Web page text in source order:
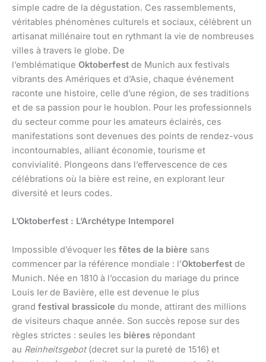
simple cadre de la dégustation. Ces rassemblements,
véritables phénomènes culturels et sociaux, célèbrent un
artisanat millénaire tout en rythmant la vie de nombreuses
villes à travers le globe. De
l’emblématique Oktoberfest de Munich aux festivals
vibrants des Amériques et d’Asie, chaque événement
raconte une histoire, celle d’une région, de ses traditions
et de sa passion pour le houblon. Pour les professionnels
du secteur comme pour les amateurs éclairés, ces
manifestations sont devenues des points de rendez-vous
incontournables, alliant économie, tourisme et
convivialité. Plongeons dans l’effervescence de ces
célébrations où la bière est reine, en explorant leur
diversité et leurs codes.
L’Oktoberfest : L’Archétype Intemporel
Impossible d’évoquer les fêtes de la bière sans
commencer par la référence mondiale : l’Oktoberfest de
Munich. Née en 1810 à l’occasion du mariage du prince
Louis Ier de Bavière, elle est devenue le plus
grand festival brassicole du monde, attirant des millions
de visiteurs chaque année. Son succès repose sur des
règles strictes : seules les bières répondant
au Reinheitsgebot(decret sur la pureté de 1516) et